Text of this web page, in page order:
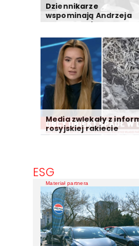
Dziennikarze
wspominają Andrzeja
Morozowskiego
Media zwlekały z
rosyjskiej rakiecie
ESG
Materiał partnera